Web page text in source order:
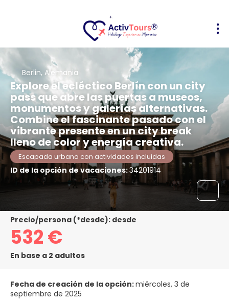
Berlin, Alemania
Explore el ecléctico Berlín con un city
pass que abre las puertas a museos,
monumentos y galerías alternativas.
Combine el fascinante pasado con el
vibrante presente en un city break
lleno de color y energía creativa.
Escapada urbana con actividades incluidas
ID de la opción de vacaciones:34201914
Precio/persona (*desde): desde
532 €
En base a 2 adultos
Fecha de creación de la opción:miércoles, 3 de
septiembre de 2025